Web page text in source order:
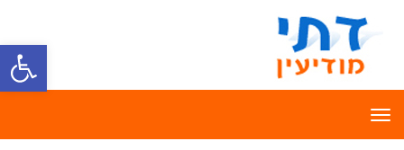
פתח
תפריט